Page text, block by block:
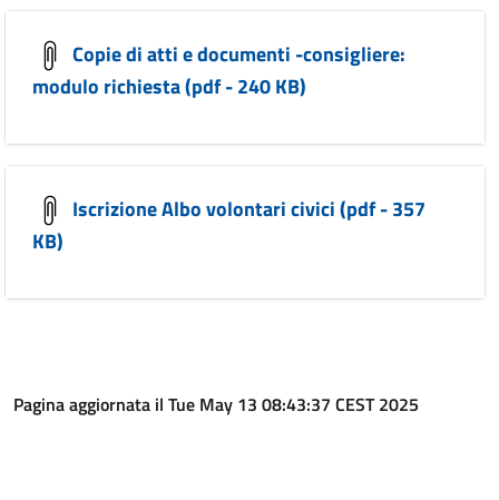
Copie di atti e documenti -consigliere:
modulo richiesta (pdf - 240 KB)
Iscrizione Albo volontari civici (pdf - 357
KB)
Pagina aggiornata il Tue May 13 08:43:37 CEST 2025